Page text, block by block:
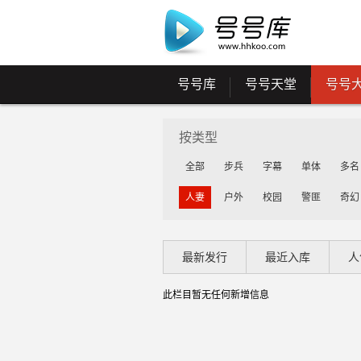
号号库 号号天堂 号号
按类型
全部 步兵 字幕 单体 多名
人妻 户外 校园 警匪 奇幻
最新发行 最近入库
此栏目暂无任何新增信息